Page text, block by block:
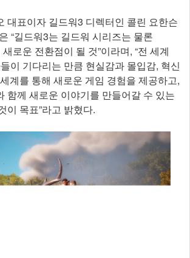
대표이자 길드워3 디렉터인 콜린 요한슨
“길드워3는 길드워 시리즈는 물론
로운 전환점이 될 것”이라며, “전 세계
이 기다리는 만큼 현실감과 몰입감, 혁신
계를 통해 새로운 게임 경험을 제공하고,
함께 새로운 이야기를 만들어갈 수 있는
이 목표”라고 밝혔다.